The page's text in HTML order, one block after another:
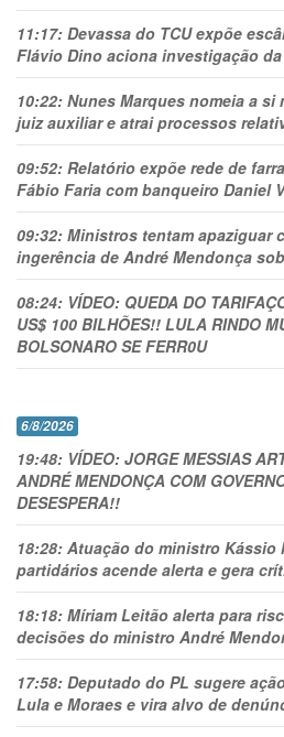
11:17: Devassa do TCU expõe
Flávio Dino aciona investigação da
10:22: Nunes Marques nomeia a si
juiz auxiliar e atrai processos
09:52: Relatório expõe rede de
Fábio Faria com banqueiro Daniel
09:32: Ministros tentam apaziguar
ingerência de André Mendonça
08:24: VÍDEO: QUEDA DO
US$ 100 BILHÕES!! LULA RINDO
BOLSONARO SE FERR0U
6/8/2026
19:48: VÍDEO: JORGE MESSIAS
ANDRÉ MENDONÇA COM
DESESPERA!!
18:28: Atuação do ministro Kássio
partidários acende alerta e gera
18:18: Míriam Leitão alerta para
decisões do ministro André
17:58: Deputado do PL sugere
Lula e Moraes e vira alvo de